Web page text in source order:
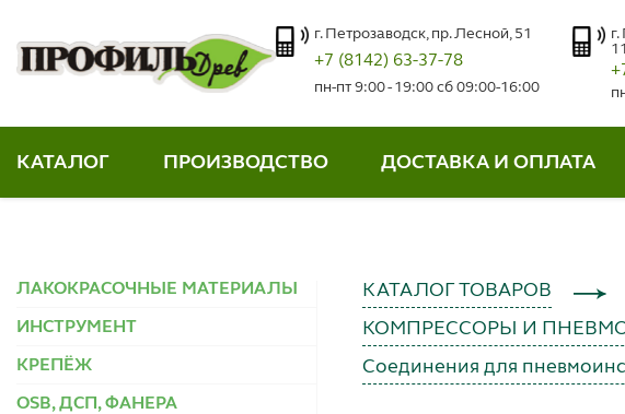
г. Петрозаводск, пр. Лесной, 51
+7 (8142) 63-37-78
пн-пт 9:00 - 19:00 сб 09:00-16:00
КАТАЛОГ ПРОИЗВОДСТВО ДОСТАВКА И ОПЛАТА
ЛАКОКРАСОЧНЫЕ МАТЕРИАЛЫ
ИНСТРУМЕНТ
КРЕПЁЖ
OSB, ДСП, ФАНЕРА
КАТАЛОГ ТОВАРОВ
КОМПРЕССОРЫ И
Соединения для